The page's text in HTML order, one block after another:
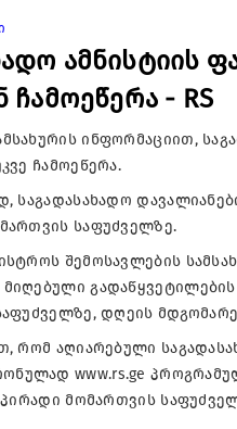
ამნისტიის
ჩამოეწერა - RS
ინფორმაციით,
ჩამოეწერა.
საგადასახადო
საფუძველზე.
შემოსავლების
დღეის
რომ აღიარებული
www.rs.ge
მომართვის